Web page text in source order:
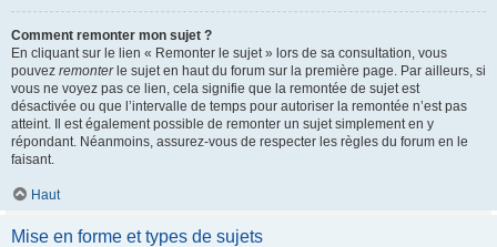
Comment remonter mon sujet ?
En cliquant sur le lien « Remonter le sujet » lors de sa consultation, vous
pouvez remonterle sujet en haut du forum sur la première page. Par ailleurs, si
vous ne voyez pas ce lien, cela signifie que la remontée de sujet est
désactivée ou que l’intervalle de temps pour autoriser la remontée n’est pas
atteint. Il est également possible de remonter un sujet simplement en y
répondant. Néanmoins, assurez-vous de respecter les règles du forum en le
faisant.
Haut
Mise en forme et types de sujets